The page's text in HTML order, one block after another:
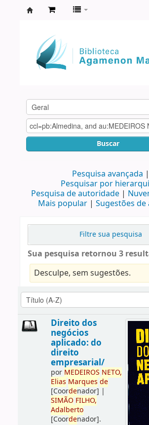
Agamenon
Magalhães
Buscar
Pesquisa avançada
Pesquisar por
Pesquisa de autoridade
Mais popular
Sugestões de
Filtre sua pesquisa
Sua pesquisa retornou 3
Desculpe, sem sugestões.
Direito dos
negócios
aplicado: do
direito
empresarial/
por MEDEIROS NETO,
Elias Marques de
[Coordenador] |
SIMÃO FILHO,
Adalberto
[Coordenador].